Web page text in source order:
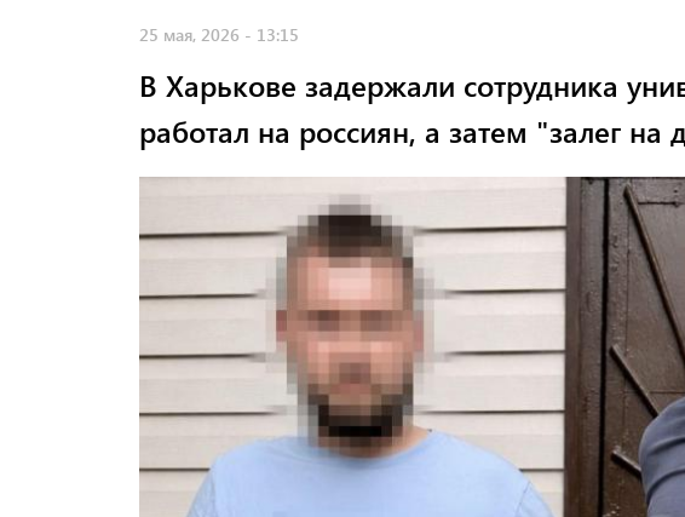
25 мая, 2026 - 13:15
В Харькове задержали сотрудника
работал на россиян, а затем "залег на